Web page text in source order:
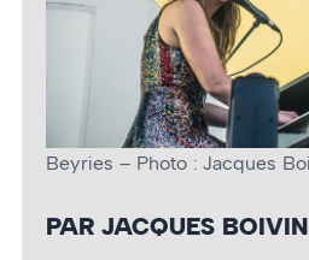
Beyries – Photo : Jacques
PAR JACQUES BOIVIN